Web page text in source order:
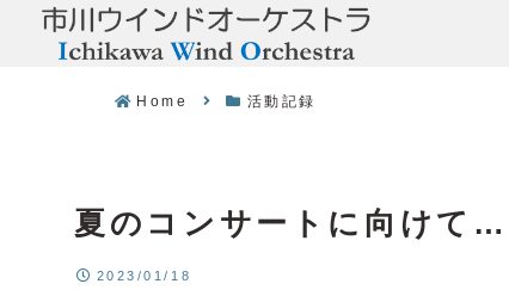
Home 活動記録
夏のコンサートに向けて…
2023/01/18